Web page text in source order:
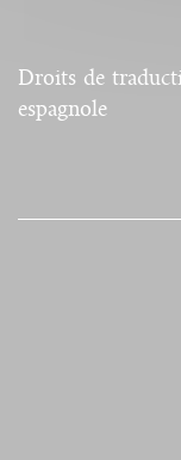
Droits de
espagnole